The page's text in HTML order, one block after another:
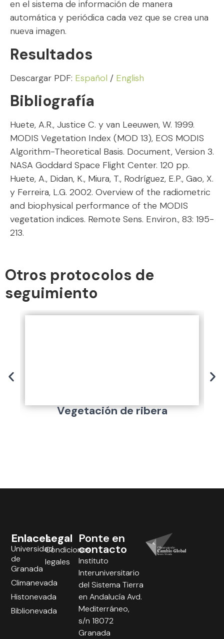
en el sistema de información de manera
automática y periódica cada vez que se crea una
nueva imagen.
Resultados
Descargar PDF: Español / English
Bibliografía
Huete, A.R., Justice C. y van Leeuwen, W. 1999.
MODIS Vegetation Index (MOD 13), EOS MODIS
Algorithm-Theoretical Basis. Document, Version 3.
NASA Goddard Space Flight Center. 120 pp.
Huete, A., Didan, K., Miura, T., Rodríguez, E.P., Gao, X.
y Ferreira, L.G. 2002. Overview of the radiometric
and biophysical performance of the MODIS
vegetation indices. Remote Sens. Environ., 83: 195-
213.
Otros protocolos de
seguimiento
Vegetación de ribera
Legal
Condiciones
legales
Enlaces
Universidad
de
Granada
Climanevada
Histonevada
Biblionevada
Ponte en
contacto
Instituto
Interuniversitario
del Sistema Tierra
en Andalucía Avd.
Mediterráneo,
s/n 18072
Granada